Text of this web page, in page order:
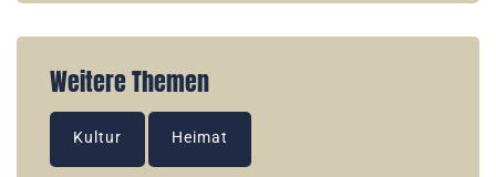
Weitere Themen
Kultur Heimat